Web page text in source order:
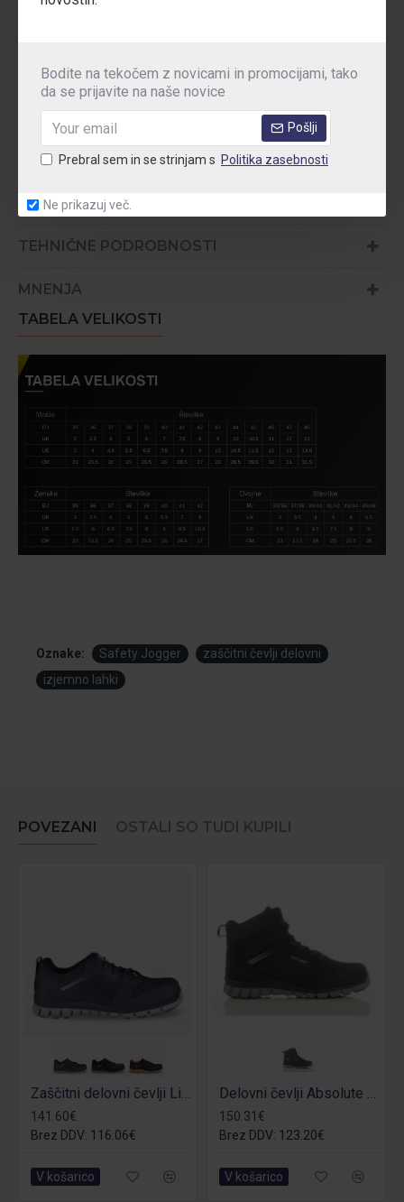
Bodite na tekočem z novicami in promocijami, tako
da se prijavite na naše novice
Pošlji
Prebral sem in se strinjam s Politika zasebnosti
Ne prikazuj več.
Poudarjene značilnosti:
podpora loka
elektrostatična razelektritev
Teža:
445g ( št. 41)
TEHNIČNE PODROBNOSTI
MNENJA
TABELA VELIKOSTI
Oznake: Safety Jogger
zaščitni čevlji delovni
izjemno lahki
POVEZANI OSTALI SO TUDI KUPILI
Zaščitni delovni čevlji Ligero S1P
141.60€
Brez DDV: 116.06€
V košarico
Delovni čevlji Absolute S1P -samo št. 41
150.31€
Brez DDV: 123.20€
V košarico